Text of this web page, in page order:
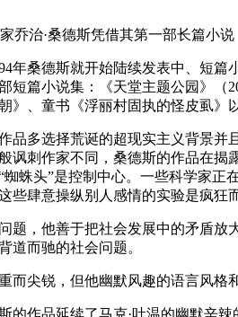
乔治·桑德斯凭借其第一部长篇小
年桑德斯就开始陆续发表中、短
短篇小说集：《天堂主题公园》
》、童书《浮丽村固执的怪皮虱》
品多选择荒诞的超现实主义背景
讽刺作家不同，桑德斯的作品在
蛛头”是控制中心。一些科学家
些肆意操纵别人感情的实验是疯
题，他善于把社会发展中的矛盾
道而驰的社会问题。
而尖锐，但他幽默风趣的语言风格
的作品延续了马克·吐温的幽默辛